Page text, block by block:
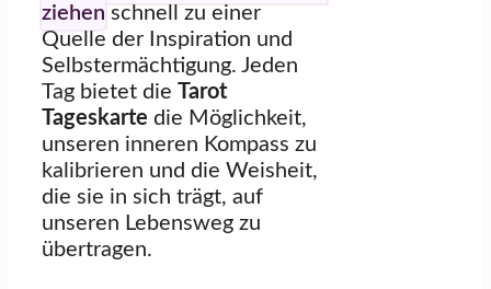
ziehen schnell zu einer
Quelle der Inspiration und
Selbstermächtigung. Jeden
Tag bietet die
Tarot
Tageskarte die Möglichkeit,
unseren inneren Kompass zu
kalibrieren und die Weisheit,
die sie in sich trägt, auf
unseren Lebensweg zu
übertragen.